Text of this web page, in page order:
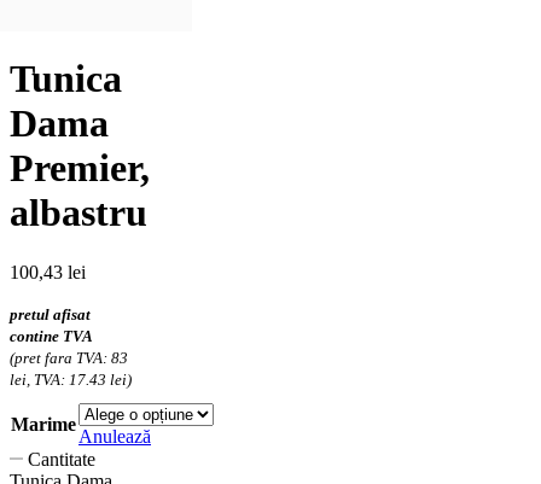
Tunica
Dama
Premier,
albastru
100,43 lei
pretul afisat
contine TVA
(pret fara TVA: 83
lei, TVA: 17.43 lei)
Marime
Anulează
Cantitate